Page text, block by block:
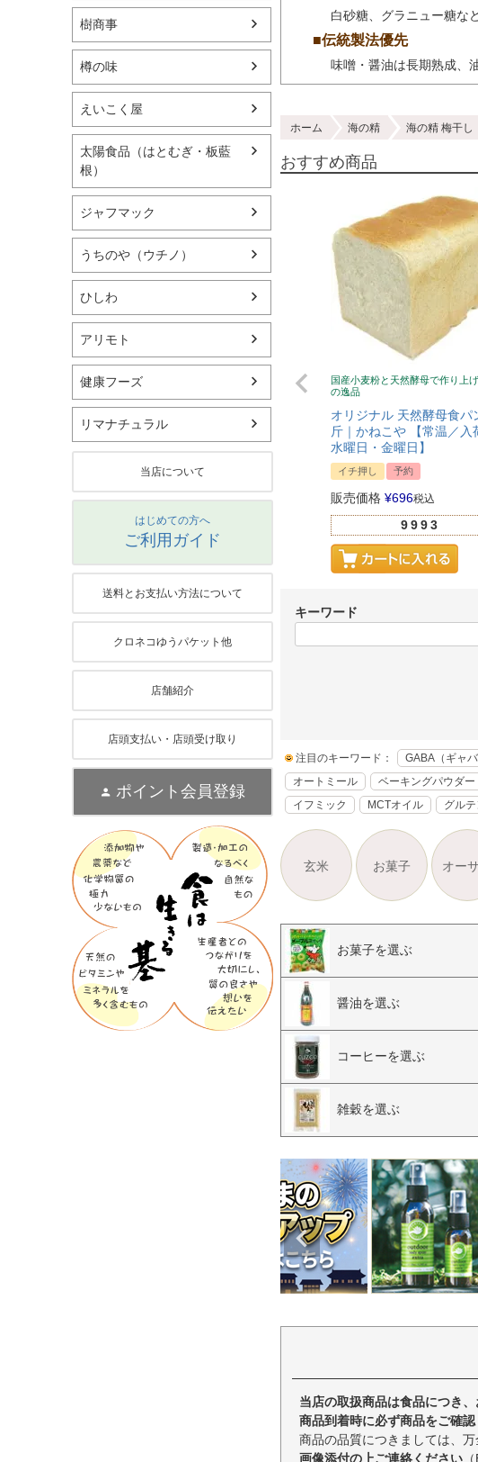
樹商事
樽の味
えいこく屋
太陽食品（はとむぎ・板藍
根）
ジャフマック
うちのや（ウチノ）
ひしわ
アリモト
健康フーズ
リマナチュラル
当店について
はじめての方へ
ご利用ガイド
送料とお支払い方法について
クロネコゆうパケット他
店舗紹介
店頭支払い・店頭受け取り
ポイント会員登録
白砂糖、グラニュー糖な
■伝統製法優先
味噌・醤油は長期熟成、
ホーム 海の精 海の精 梅干し
おすすめ商品
国産小麦粉と天然酵母で作り上
の逸品
オリジナル 天然酵母食パ
斤｜かねこや 【常温／入
水曜日・金曜日】
イチ押し 予約
販売価格 ¥696税込
9993
キーワード
注目のキーワード： GABA（ギャバ
オートミール
ベーキングパウダー
イフミック
MCTオイル グル
玄米 お菓子 オー
お菓子を選ぶ
醤油を選ぶ
コーヒーを選ぶ
雑穀を選ぶ
当店の取扱商品は食品につき
商品到着時に必ず商品をご確認
商品の品質につきましては、
画像添付の上ご連絡ください